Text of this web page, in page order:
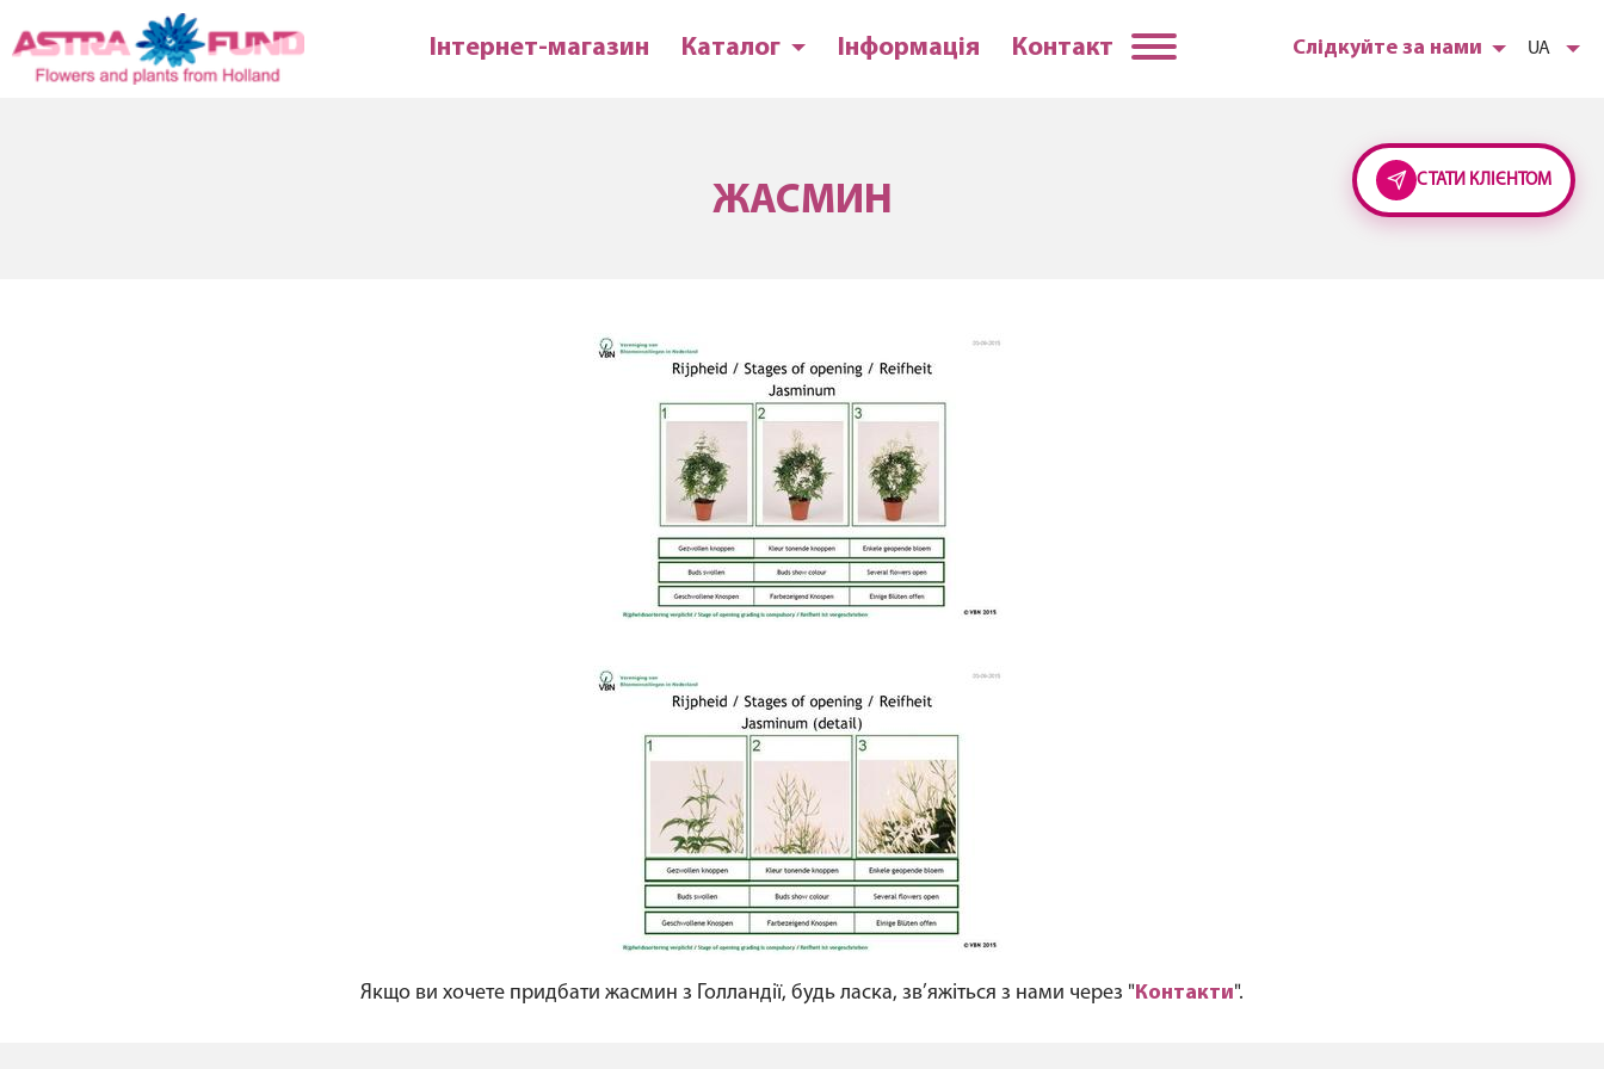
Слідкуйте за нами UA
Інтернет-магазин Каталог Інформація Контакт
ЖАСМИН
Якщо ви хочете придбати жасмин з Голландії, будь ласка, зв’яжіться з нами через "Контакти".
СТАТИ КЛІЄНТОМ